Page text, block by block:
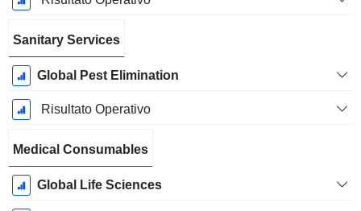
Sanitary Services
Global Pest Elimination
Risultato Operativo
Medical Consumables
Global Life Sciences